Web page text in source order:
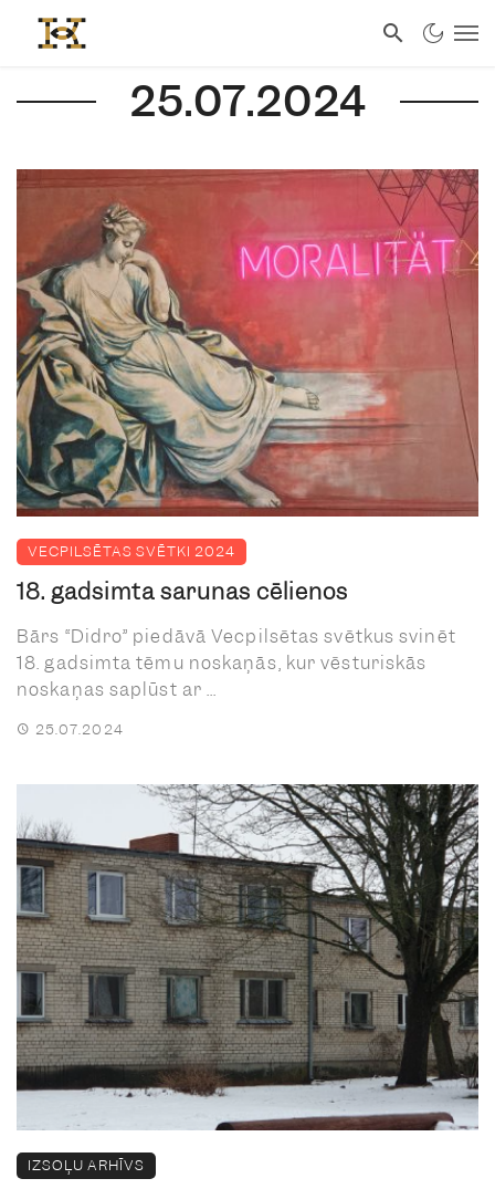
25.07.2024
VECPILSĒTAS SVĒTKI 2024
18. gadsimta sarunas cēlienos
Bārs “Didro” piedāvā Vecpilsētas svētkus svinēt
18. gadsimta tēmu noskaņās, kur vēsturiskās
noskaņas saplūst ar ...
25.07.2024
IZSOĻU ARHĪVS